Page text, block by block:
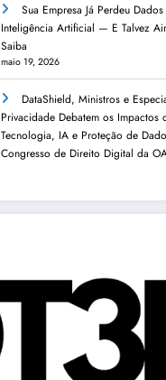
Sua Empresa Já Perdeu Dados
Inteligência Artificial — E Talvez
Saiba
maio 19, 2026
DataShield, Ministros e
Privacidade Debatem os Impactos
Tecnologia, IA e Proteção de
Congresso de Direito Digital da